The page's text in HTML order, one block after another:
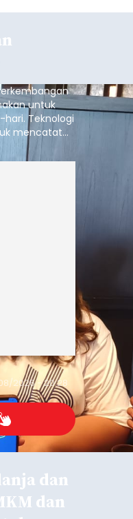
untuk
Teknologi
mencatat
suatu
SMA 1
2026 - 20:28
dan
dan